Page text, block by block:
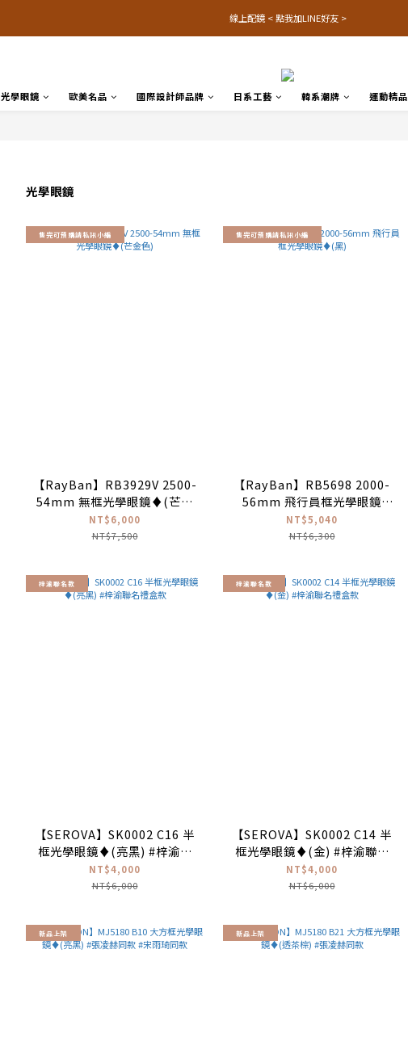
線上配鏡 < 點我加LINE好友 >
光學眼鏡 歐美名品 國際設計師品牌 日系工藝 韓系潮牌 運動精品
光學眼鏡
售完可預購請私訊小編
【RayBan】RB3929V 2500-
54mm 無框光學眼鏡♦(芒金
色)
NT$6,000
NT$7,500
售完可預購請私訊小編
【RayBan】RB5698 2000-
56mm 飛行員框光學眼鏡
♦(黑)
NT$5,040
NT$6,300
梓渝聯名款
【SEROVA】SK0002 C16 半
框光學眼鏡♦(亮黑) #梓渝聯
名禮盒款
NT$4,000
NT$6,000
梓渝聯名款
【SEROVA】SK0002 C14 半
框光學眼鏡♦(金) #梓渝聯名
禮盒款
NT$4,000
NT$6,000
新品上架 新品上架